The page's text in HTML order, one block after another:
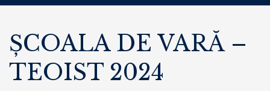
ŞCOALA DE VARĂ –
TEOIST 2024